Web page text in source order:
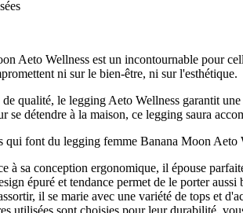
Aeto Wellness est un incontournable pour
ni sur le bien-être, ni sur l'esthétique.
qualité, le legging Aeto Wellness garantit
se détendre à la maison, ce legging saura
qui font du legging femme Banana Moon Aeto
à sa conception ergonomique, il épouse
épuré et tendance permet de le porter
il se marie avec une variété de tops et